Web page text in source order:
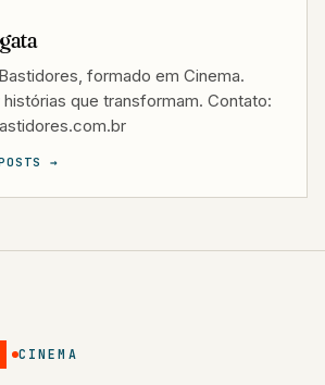
formado em Cinema.
que transformam. Contato:
→
CINEMA